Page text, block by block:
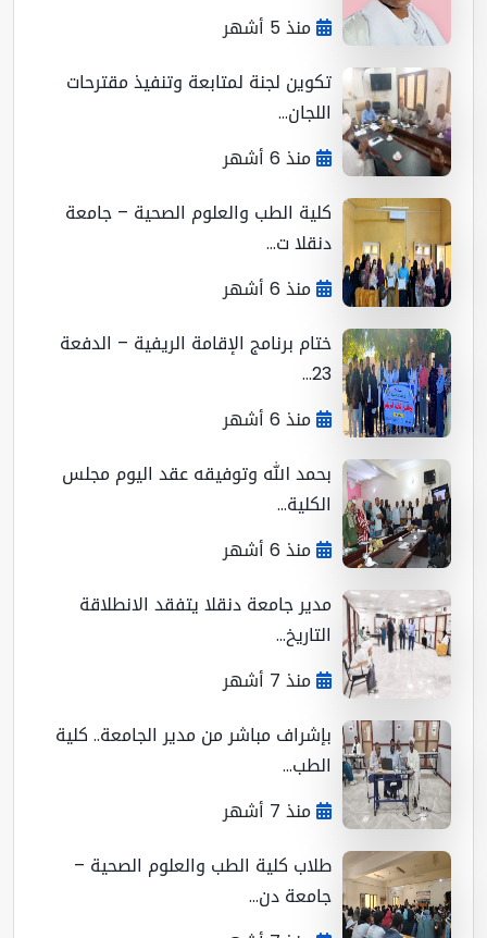
منذ 5 أشهر
تكوين لجنة لمتابعة وتنفيذ مقترحات
اللجان...
منذ 6 أشهر
كلية الطب والعلوم الصحية – جامعة
دنقلا ت...
منذ 6 أشهر
ختام برنامج الإقامة الريفية – الدفعة
23...
منذ 6 أشهر
بحمد الله وتوفيقه عقد اليوم مجلس
الكلية...
منذ 6 أشهر
مدير جامعة دنقلا يتفقد الانطلاقة
التاريخ...
منذ 7 أشهر
بإشراف مباشر من مدير الجامعة.. كلية
الطب...
منذ 7 أشهر
طلاب كلية الطب والعلوم الصحية –
جامعة دن...